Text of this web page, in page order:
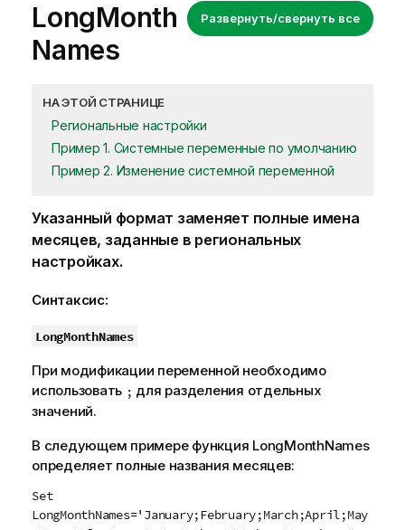
Развернуть/свернуть все
LongMonth
Names
НА ЭТОЙ СТРАНИЦЕ
Региональные настройки
Пример 1. Системные переменные по умолчанию
Пример 2. Изменение системной переменной
Указанный формат заменяет полные имена
месяцев, заданные в региональных
настройках.
Синтаксис:
LongMonthNames
При модификации переменной необходимо
использовать ; для разделения отдельных
значений.
В следующем примере функция LongMonthNames
определяет полные названия месяцев:
Set
LongMonthNames='January;February;March;April;May